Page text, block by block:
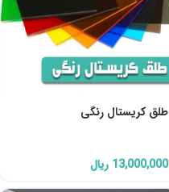
طلق کریستال رنگی
13,000,000 ریال